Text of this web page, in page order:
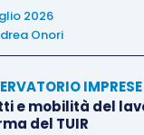
2026
Onori
e mobilità del
del TUIR